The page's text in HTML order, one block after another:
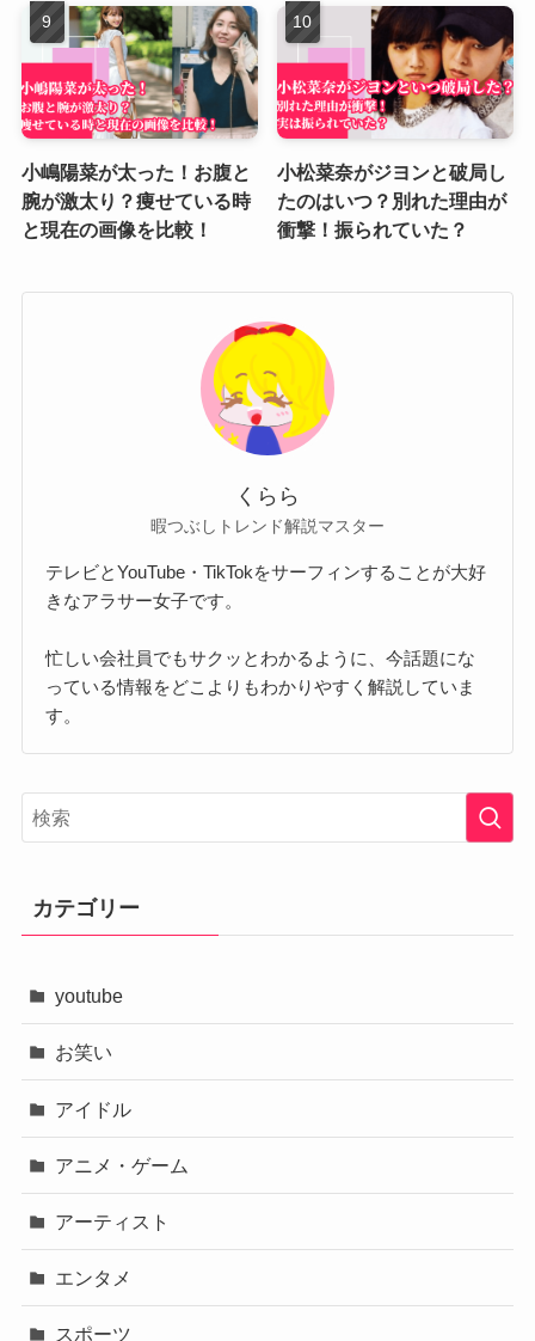
小嶋陽菜が太った！お腹と
腕が激太り？痩せている時
と現在の画像を比較！
小松菜奈がジヨンと破局し
たのはいつ？別れた理由が
衝撃！振られていた？
くらら
暇つぶしトレンド解説マスター
テレビとYouTube・TikTokをサーフィンすることが大好
きなアラサー女子です。
忙しい会社員でもサクッとわかるように、今話題にな
っている情報をどこよりもわかりやすく解説していま
す。
カテゴリー
youtube
お笑い
アイドル
アニメ・ゲーム
アーティスト
エンタメ
スポーツ